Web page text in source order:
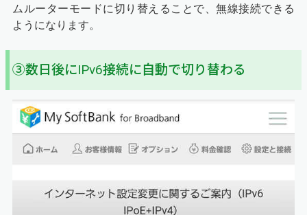
ムルーターモードに切り替えることで、無線接続できる
ようになります。
③数日後にIPv6接続に自動で切り替わる